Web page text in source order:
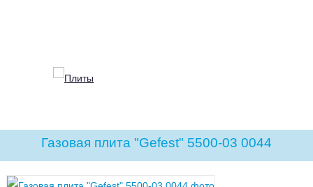
Плиты
Газовая плита "Gefest" 5500-03 0044